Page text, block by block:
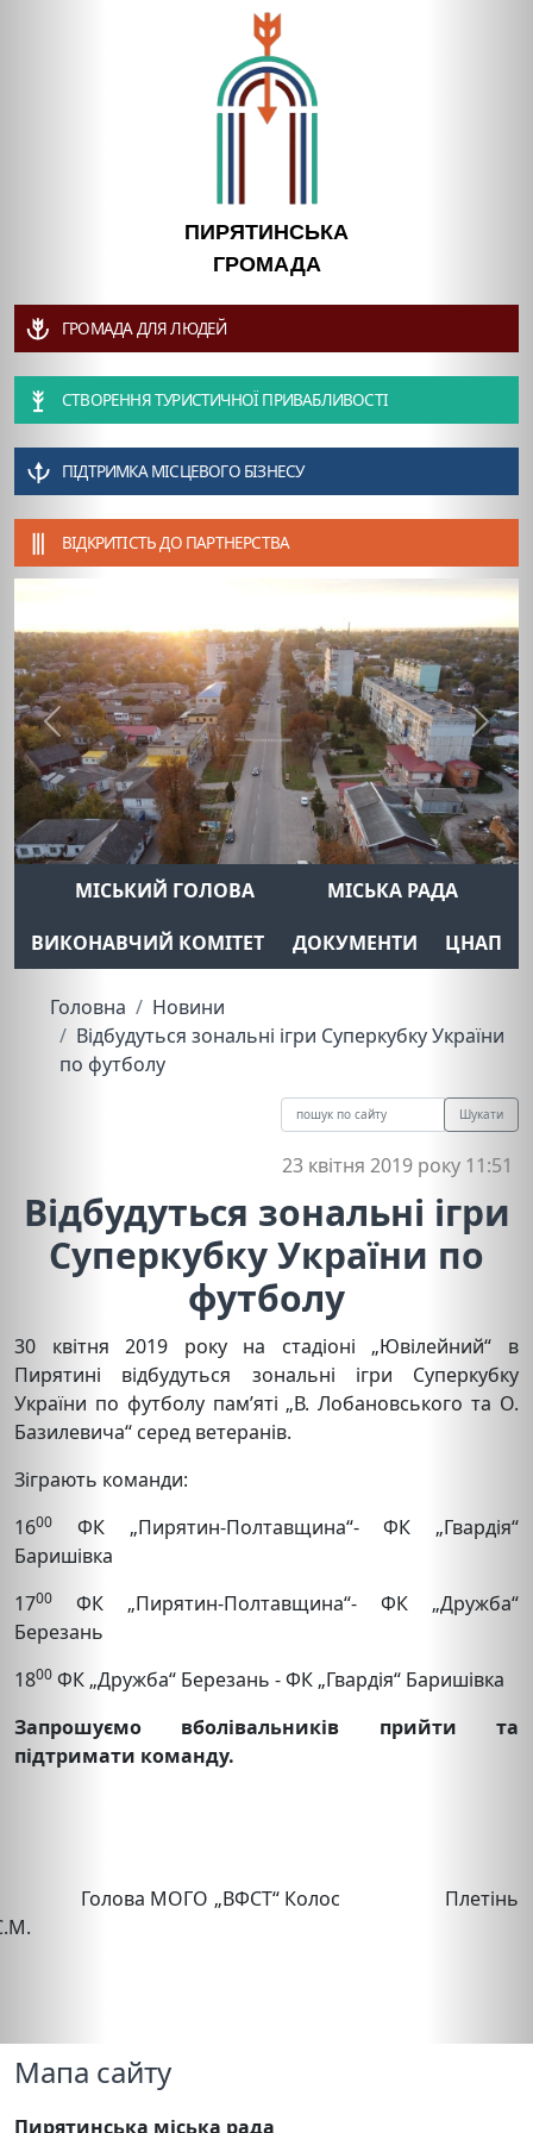
ПИРЯТИНСЬКА
ГРОМАДА
ГРОМАДА ДЛЯ ЛЮДЕЙ
СТВОРЕННЯ ТУРИСТИЧНОЇ ПРИВАБЛИВОСТІ
ПІДТРИМКА МІСЦЕВОГО БІЗНЕСУ
ВІДКРИТІСТЬ ДО ПАРТНЕРСТВА
Previous Next
МІСЬКИЙ ГОЛОВА
МІСЬКА РАДА
ВИКОНАВЧИЙ КОМІТЕТ
ДОКУМЕНТИ ЦНАП
Головна
Новини
Відбудуться зональні ігри Суперкубку України
по футболу
Шукати
23 квітня 2019 року 11:51
Відбудуться зональні ігри
Суперкубку України по
футболу
30 квітня 2019 року на стадіоні „Ювілейний“ в
Пирятині відбудуться зональні ігри Суперкубку
України по футболу пам’яті „В. Лобановського та О.
Базилевича“ серед ветеранів.
Зіграють команди:
1600
ФК „Пирятин-Полтавщина“- ФК „Гвардія“
Баришівка
1700
ФК „Пирятин-Полтавщина“- ФК „Дружба“
Березань
1800 ФК „Дружба“ Березань - ФК „Гвардія“ Баришівка
Запрошуємо вболівальників прийти та
підтримати команду.
МОГО „ВФСТ“ Колос Плетінь
Мапа сайту
Пирятинська міська рада